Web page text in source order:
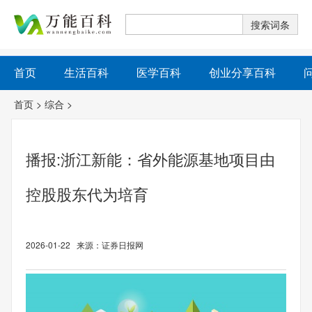
首页 生活百科 医学百科 创业分享百科
首页 > 综合 >
播报:浙江新能：省外能源基地项目由
控股股东代为培育
2026-01-22 来源：证券日报网